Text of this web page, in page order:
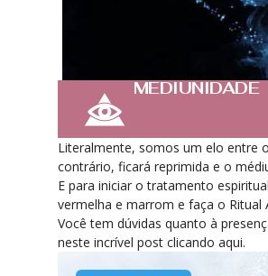
MEDIUNIDADE
Literalmente, somos um elo entre
contrário, ficará reprimida e o
E para iniciar o tratamento
vermelha e marrom e faça o Ritual
Você tem dúvidas quanto à
neste incrível post clicando aqui.